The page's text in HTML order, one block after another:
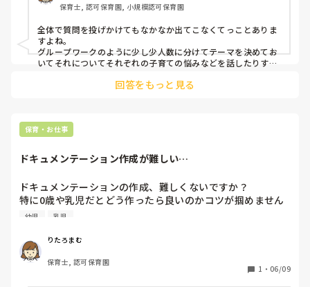
保育士, 認可保育園, 小規模認可保育園
全体で質問を投げかけてもなかなか出てこなくてっことありま
すよね。
グループワークのように少し少人数に分けてテーマを決めてお
いてそれについてそれぞれの子育ての悩みなどを話したりする
そこに保育者がそれぞれ周って話を聞いたりというのもいいと
回答をもっと見る
保育・お仕事
ドキュメンテーション作成が難しい…
ドキュメンテーションの作成、難しくないですか？
特に0歳や乳児だとどう作ったら良いのかコツが掴めません
💦
りやすいのですが…
みなさんの園ではドキュメンテーション作成していますか？
コツがあれば教えていただきたいです！
幼児 乳児
りたろまむ
保育士, 認可保育園
1 ・ 06/09